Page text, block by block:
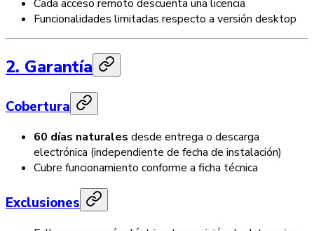
Cada acceso remoto descuenta una licencia
Funcionalidades limitadas respecto a versión desktop
2. Garantía
Cobertura
60 días naturales desde entrega o descarga
electrónica (independiente de fecha de instalación)
Cubre funcionamiento conforme a ficha técnica
Exclusiones